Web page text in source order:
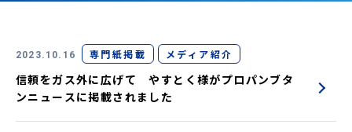
2023.10.16 専門紙掲載 メディア紹介
信頼をガス外に広げて やすとく様がプロパンブタ
ンニュースに掲載されました